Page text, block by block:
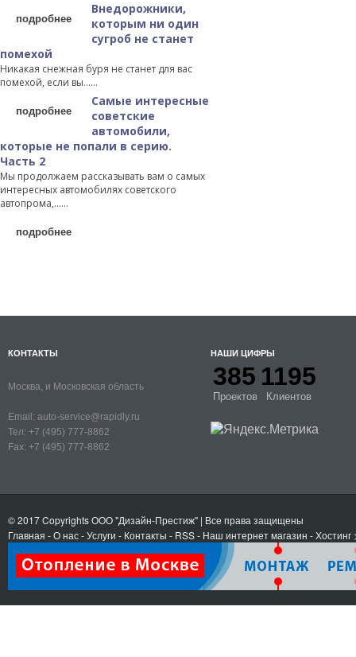
подробнее
Внедорожники,
которым ни один
сугроб не станет
помехой
Никакая снежная буря не станет для вас
помехой, если вы…...
подробнее
Самые интересные
советские
автомобили,
которые не попали в серию.
Часть 2
Мы продолжаем рассказывать вам о самых
интересных автомобилях советского
автопрома,…...
подробнее
КОНТАКТЫ
Москва, и Московская область
Email: auto-service@rapidly.ru
Тел: +7 (495) 777-8862
Fax: +7 (495) 777-8862
НАШИ ЦИФРЫ
385
Проектов
1195
Клиентов
© 2017 CopyrightsООО "Дизайн-Престиж" | Все права защищены
Главная -О нас-Услуги - Контакты - RSS- Наш интернет магазин -Хостинг